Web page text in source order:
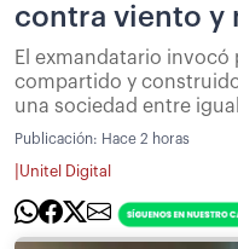
contra viento y
El exmandatario invocó
compartido y
una sociedad entre
Publicación: Hace 2 horas
Unitel Digital